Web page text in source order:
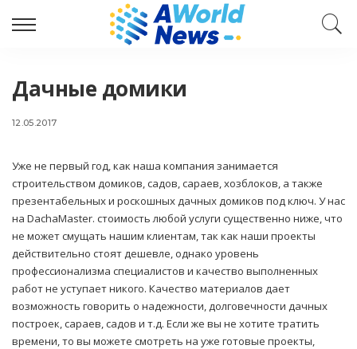
Дачные домики
12.05.2017
Уже не первый год, как наша компания занимается
строительством домиков, садов, сараев, хозблоков, а также
презентабельных и роскошных дачных домиков под ключ. У нас
на DachaMaster. стоимость любой услуги существенно ниже, что
не может смущать нашим клиентам, так как наши проекты
действительно стоят дешевле, однако уровень
профессионализма специалистов и качество выполненных
работ не уступает никого. Качество материалов дает
возможность говорить о надежности, долговечности дачных
построек, сараев, садов и т.д. Если же вы не хотите тратить
времени, то вы можете смотреть на уже готовые проекты,